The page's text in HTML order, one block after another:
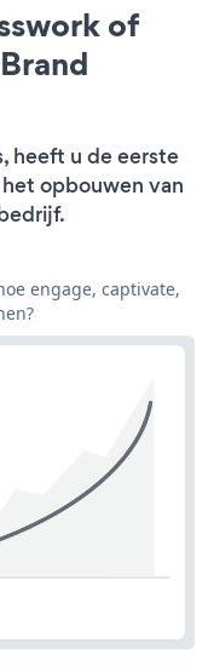
of
heeft u de eerste
opbouwen van
engage, captivate,